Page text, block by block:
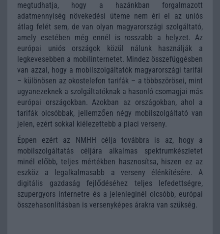
megtudhatja, hogy a hazánkban forgalmazott
adatmennyiség növekedési üteme nem éri el az uniós
átlag felét sem, de van olyan magyarországi szolgáltató,
amely esetében még ennél is rosszabb a helyzet. Az
európai uniós országok közül nálunk használják a
legkevesebben a mobilinternetet. Mindez összefüggésben
van azzal, hogy a mobilszolgáltatók magyarországi tarifái
– különösen az okostelefon tarifák – a többszörösei, mint
ugyanezeknek a szolgáltatóknak a hasonló csomagjai más
európai országokban. Azokban az országokban, ahol a
tarifák olcsóbbak, jellemzően négy mobilszolgáltató van
jelen, ezért sokkal kiélezettebb a piaci verseny.
Éppen ezért az NMHH célja továbbra is az, hogy a
mobilszolgáltatás céljára alkalmas spektrumkészletet
minél előbb, teljes mértékben hasznosítsa, hiszen ez az
eszköz a legalkalmasabb a verseny élénkítésére. A
digitális gazdaság fejlődéséhez teljes lefedettségre,
szupergyors internetre és a jelenleginél olcsóbb, európai
összehasonlításban is versenyképes árakra van szükség.